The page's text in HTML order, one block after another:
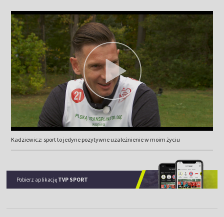
Kadziewicz: sport to jedyne pozytywne uzależnienie w moim życiu
Pobierz aplikację TVP SPORT